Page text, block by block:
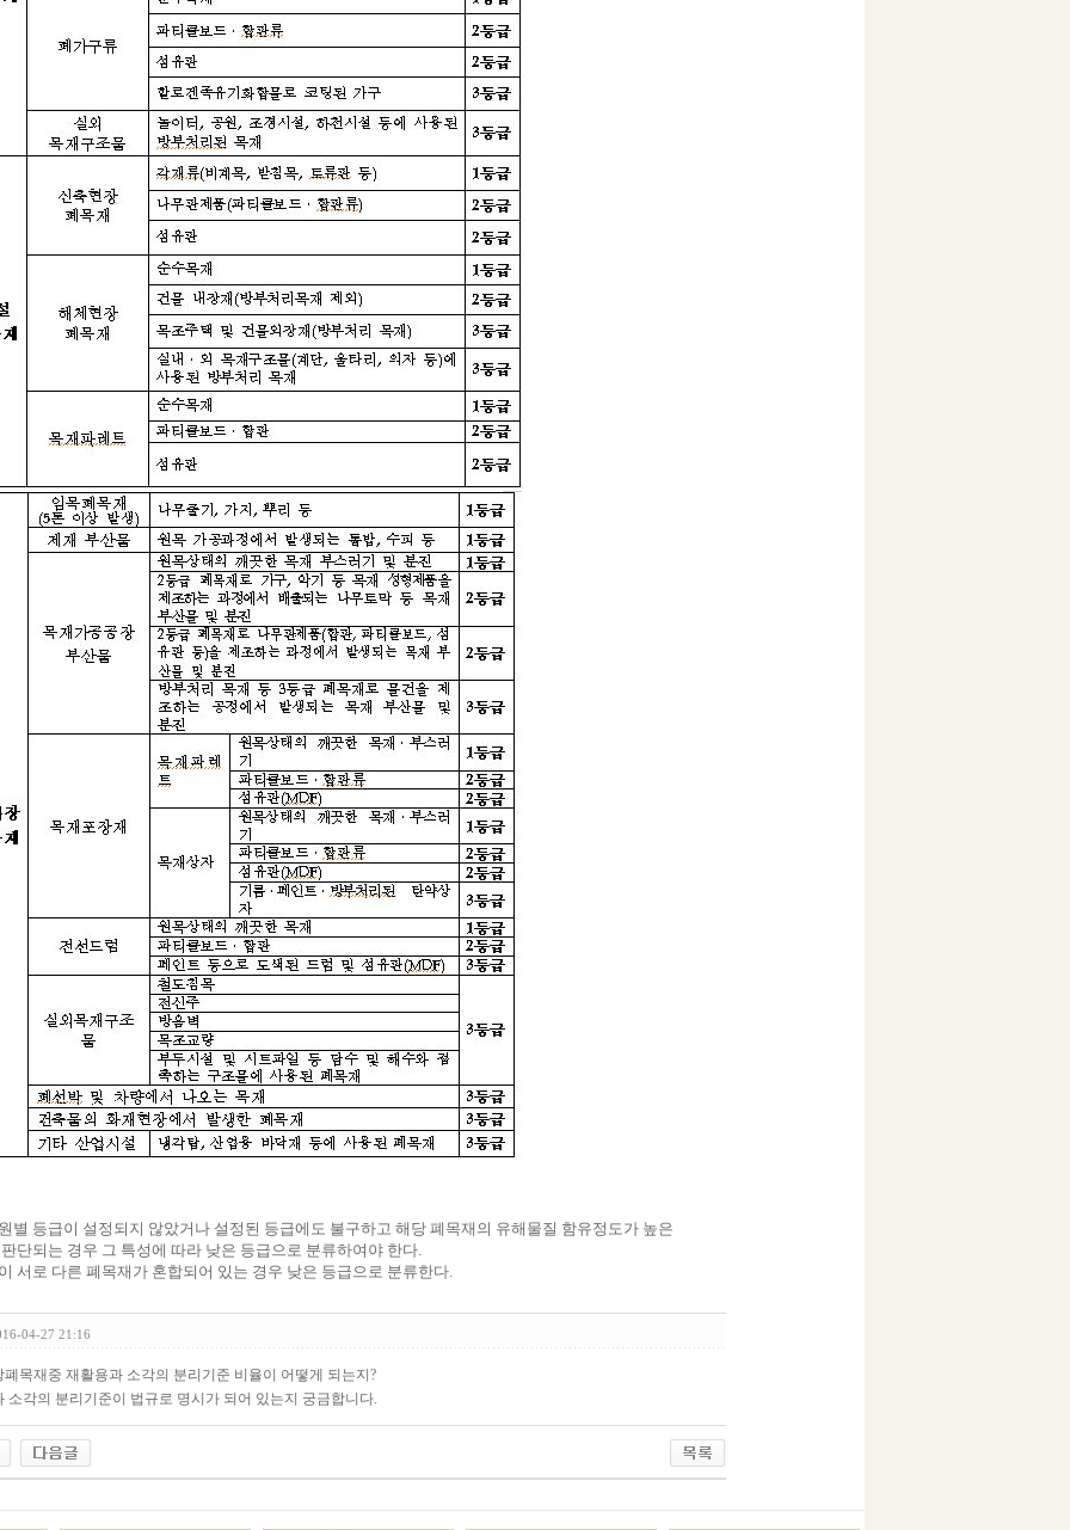
별 등급이 설정되지 않았거나 설정된 등급에도 불구하고 해당 폐목재의 유해물질 함유정도가 높은
단되는 경우 그 특성에 따라 낮은 등급으로 분류하여야 한다.
서로 다른 폐목재가 혼합되어 있는 경우 낮은 등급으로 분류한다.
04-27 21:16
폐목재중 재활용과 소각의 분리기준 비율이 어떻게 되는지?
소각의 분리기준이 법규로 명시가 되어 있는지 궁금합니다.